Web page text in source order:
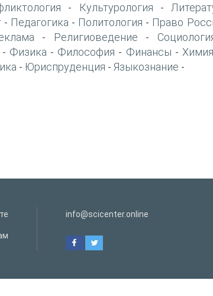
- Культурология -
- Педагогика - Политология - Право
- Религиоведение -
- Физика - Философия - Финансы - Химия
- Юриспруденция - Языкознание -
info@scicenter.online